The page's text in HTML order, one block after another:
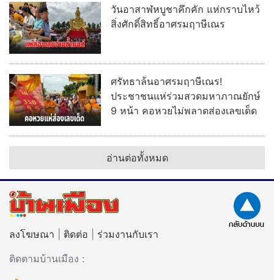
วันอาสาฬหบูชาคึกคัก แห่กราบไหว้
สิ่งศักดิ์สิทธิ์อาศรมฤาษีเณร
ศรัทธาล้นอาศรมฤาษีเณร!
ประชาชนแห่ร่วมสวดมหาภาณยักษ์
9 หน้า คอหวยไม่พลาดส่องเลขเด็ด
อ่านต่อทั้งหมด
ลงโฆษณา ติดต่อ
ร่วมงานกับเรา
ติดตามบ้านเมือง :